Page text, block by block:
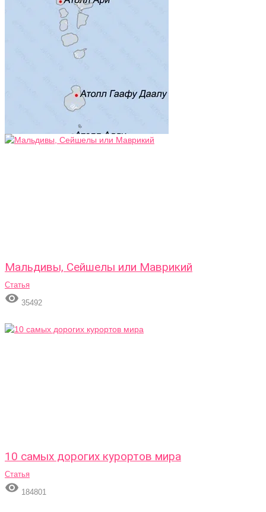
Мальдивы, Сейшелы или Маврикий
Статья
 35492
10 самых дорогих курортов мира
Статья
 184801